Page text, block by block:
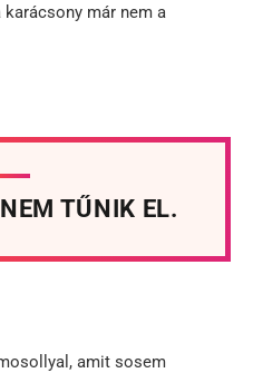
már nem a
TŰNIK EL.
amit sosem